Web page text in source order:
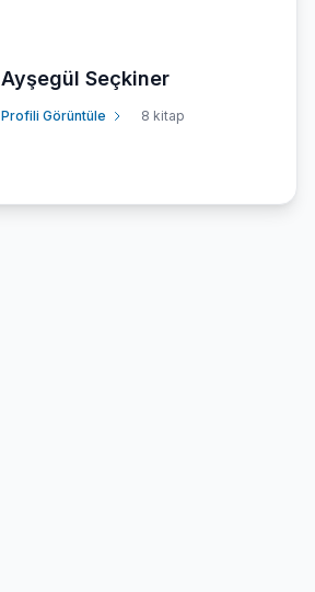
Ayşegül Seçkiner
Profili Görüntüle 8 kitap